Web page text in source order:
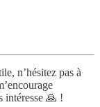
n’hésitez pas à
intéresse 🙏 !